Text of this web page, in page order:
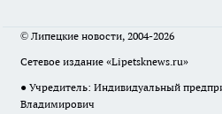
© Липецкие новости, 2004-2026
Сетевое издание «Lipetsknews.ru»
● Учредитель: Индивидуальный
Владимирович